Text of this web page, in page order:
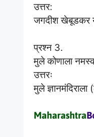
उत्तर:
जगदीश खेबूडकर
प्रश्न 3.
मुले कोणाला
उत्तरः
मुले